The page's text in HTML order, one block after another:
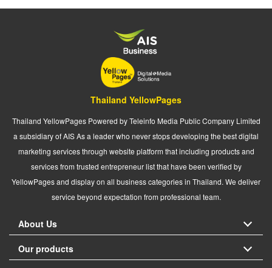
Thailand YellowPages
Thailand YellowPages Powered by Teleinfo Media Public Company Limited
a subsidiary of AIS As a leader who never stops developing the best digital
marketing services through website platform that including products and
services from trusted entrepreneur list that have been verified by
YellowPages and display on all business categories in Thailand. We deliver
service beyond expectation from professional team.
About Us
Our products